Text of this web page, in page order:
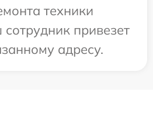
техники
привезет
адресу.